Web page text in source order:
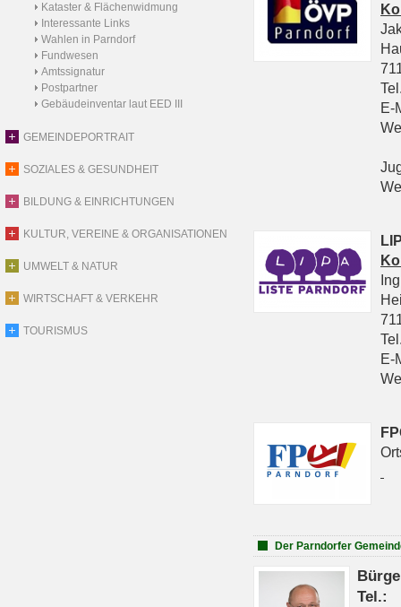
Kataster & Flächenwidmung
Interessante Links
Wahlen in Parndorf
Fundwesen
Amtssignatur
Postpartner
Gebäudeinventar laut EED III
GEMEINDEPORTRAIT
SOZIALES & GESUNDHEIT
BILDUNG & EINRICHTUNGEN
KULTUR, VEREINE & ORGANISATIONEN
UMWELT & NATUR
WIRTSCHAFT & VERKEHR
TOURISMUS
E-
E-
Der Parndorfer